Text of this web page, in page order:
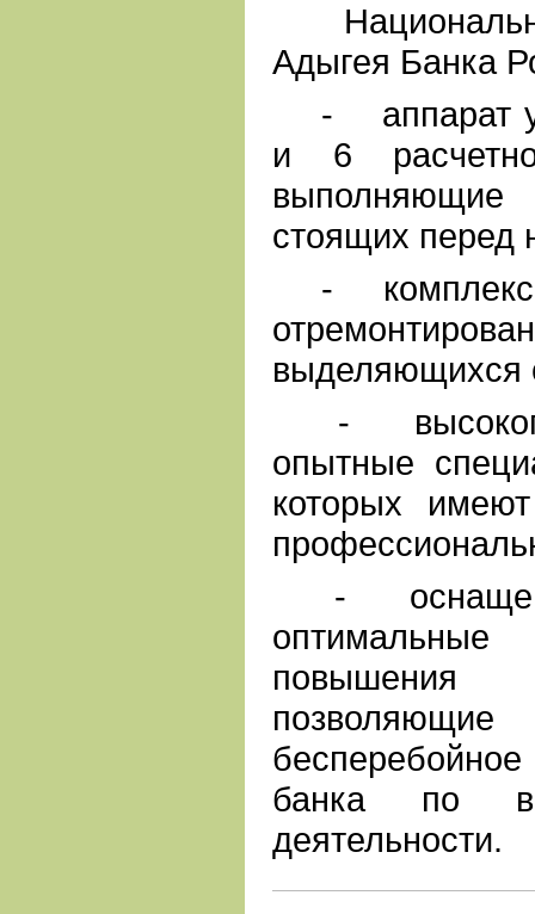
Адыгея Банка
- аппарат
и 6
стоящих перед
- комплекс
выделяющихся
-
опытные
которых
-
банка по
деятельности.